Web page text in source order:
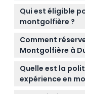
Vous profiterez
comprenant la
spacieux en
de Conservation
de faucon en vol,
lumineux dans le
réserve de
Qui est éligible
montgolfière ?
Cette
ans et plus, les
pas autorisés.
ayant subi
présentant des
Comment
Montgolfière à
Vous pouvez
ligne ici même
également
Quelle est la
expérience en
Les annulations